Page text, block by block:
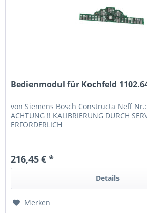
Bedienmodul für Kochfeld
von Siemens Bosch Constructa Neff
ACHTUNG !! KALIBRIERUNG DURCH
ERFORDERLICH
216,45 € *
Details
Merken